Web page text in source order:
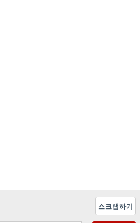
스크랩하기